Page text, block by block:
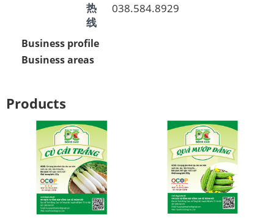
热
线
038.584.8929
Business profile
Business areas
Products